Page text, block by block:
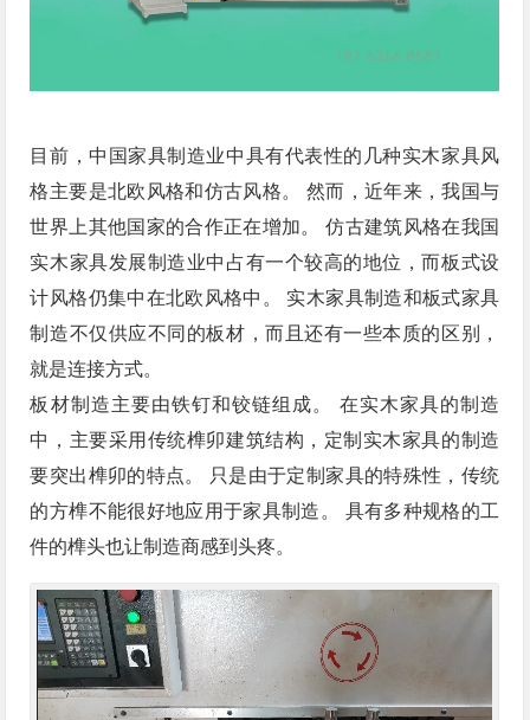
目前，中国家具制造业中具有代表性的几种实木家具风
格主要是北欧风格和仿古风格。 然而，近年来，我国与
世界上其他国家的合作正在增加。 仿古建筑风格在我国
实木家具发展制造业中占有一个较高的地位，而板式设
计风格仍集中在北欧风格中。 实木家具制造和板式家具
制造不仅供应不同的板材，而且还有一些本质的区别，
就是连接方式。
板材制造主要由铁钉和铰链组成。 在实木家具的制造
中，主要采用传统榫卯建筑结构，定制实木家具的制造
要突出榫卯的特点。 只是由于定制家具的特殊性，传统
的方榫不能很好地应用于家具制造。 具有多种规格的工
件的榫头也让制造商感到头疼。